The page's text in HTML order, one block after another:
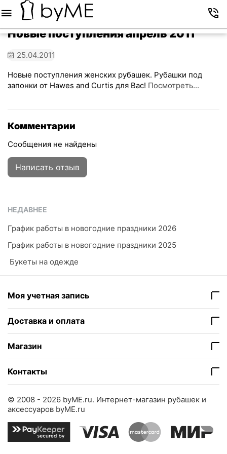
Новые поступления апрель 2011
25.04.2011
Новые поступления женских рубашек. Рубашки под
запонки от Hawes and Curtis для Вас! Посмотреть...
Комментарии
Сообщения не найдены
Написать отзыв
НЕДАВНЕЕ
График работы в новогодние праздники 2026
График работы в новогодние праздники 2025
​ Букеты на одежде
Моя учетная запись
Доставка и оплата
Магазин
Контакты
© 2008 - 2026 byME.ru. Интернет-магазин рубашек и
аксессуаров byME.ru
Меню Корзина Контакты